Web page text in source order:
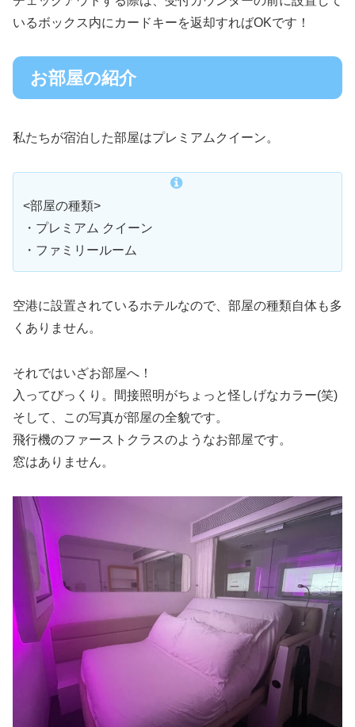
いるボックス内にカードキーを返却すればOKです！
お部屋の紹介
私たちが宿泊した部屋はプレミアムクイーン。
<部屋の種類>
・プレミアム クイーン
・ファミリールーム
空港に設置されているホテルなので、部屋の種類自体も多
くありません。
それではいざお部屋へ！
入ってびっくり。間接照明がちょっと怪しげなカラー(笑)
そして、この写真が部屋の全貌です。
飛行機のファーストクラスのようなお部屋です。
窓はありません。